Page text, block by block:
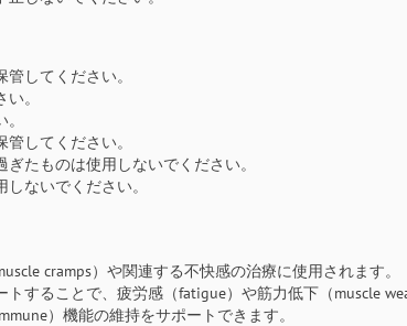
してください。
。
してください。
たものは使用しないでください。
ないでください。
cramps）や関連する不快感の治療に使用されます。
することで、疲労感（fatigue）や筋力低下（muscle
）機能の維持をサポートできます。